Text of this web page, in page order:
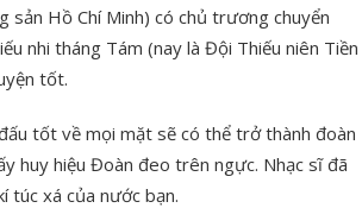
sản Hồ Chí Minh) có chủ trương chuyển
nhi tháng Tám (nay là Đội Thiếu niên Tiền
tốt.
tốt về mọi mặt sẽ có thể trở thành đoàn
huy hiệu Đoàn đeo trên ngực. Nhạc sĩ đã
túc xá của nước bạn.